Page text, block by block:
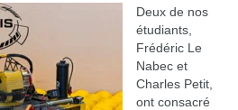
Deux de nos
étudiants,
Frédéric Le
Nabec et
Charles Petit,
ont consacré